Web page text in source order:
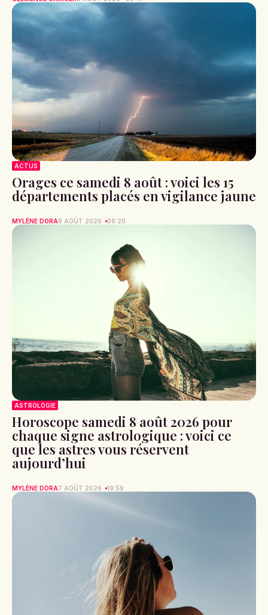
ACTUS
Orages ce samedi 8 août : voici les 15
départements placés en vigilance jaune
MYLÈNE DORA8 AOÛT 2026 09:20
ASTROLOGIE
Horoscope samedi 8 août 2026 pour
chaque signe astrologique : voici ce
que les astres vous réservent
aujourd’hui
MYLÈNE DORA7 AOÛT 2026 19:59